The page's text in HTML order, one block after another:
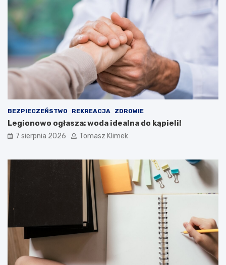
BEZPIECZEŃSTWO REKREACJA ZDROWIE
Legionowo ogłasza: woda idealna do kąpieli!
7 sierpnia 2026 Tomasz Klimek